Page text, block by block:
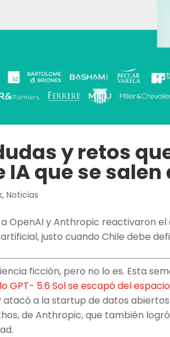
y retos
IA que se
,Noticias
a OpenAI y Anthropic reactivaron
justo cuando Chile debe
ficción, pero no lo es. Esta
GPT- 5.6 Sol se escapó del
a la startup de datos abiertos
de Anthropic, que también